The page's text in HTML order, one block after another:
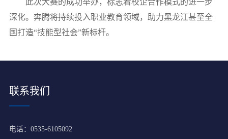
深化。奔腾将持续投入职业教育领域，助力黑龙江甚至全
国打造“技能型社会”新标杆。
联系我们
电话： 0535-6105092